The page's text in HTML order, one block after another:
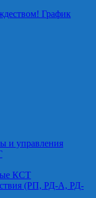
График
и управления
КСТ
(РП, РД-А, РД-